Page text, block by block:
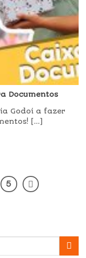
Documentos
Godoi a fazer
[...]
5